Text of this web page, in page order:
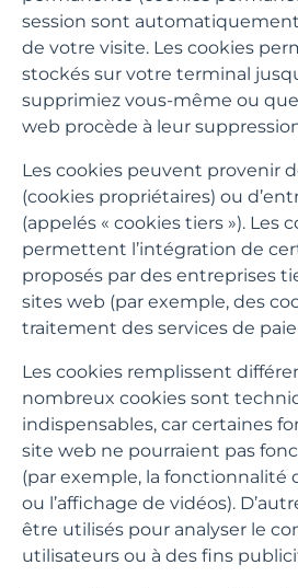
session sont
de votre visite. Les cookies
stockés sur votre terminal
supprimiez vous-même ou
web procède à leur
Les cookies peuvent provenir
(cookies propriétaires) ou
(appelés « cookies tiers »). Les
permettent l’intégration de
proposés par des entreprises
sites web (par exemple, des
traitement des services de
Les cookies remplissent
nombreux cookies sont
indispensables, car certaines
site web ne pourraient pas
(par exemple, la fonctionnalité
ou l’affichage de vidéos).
être utilisés pour analyser le
utilisateurs ou à des fins